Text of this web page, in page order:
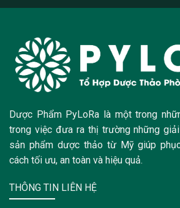
Dược Phẩm PyLoRa là một trong
trong việc đưa ra thị trường những
sản phẩm dược thảo từ Mỹ giúp
cách tối ưu, an toàn và hiệu quả.
THÔNG TIN LIÊN HỆ